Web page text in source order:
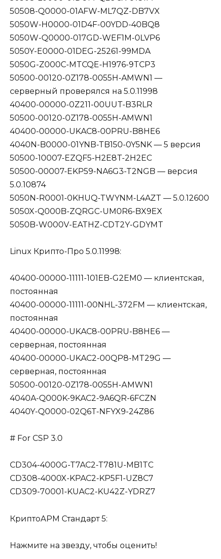
50508-Q0000-01AFW-ML7QZ-DB7VX
5050W-H0000-01D4F-00YDD-40BQ8
5050W-Q0000-017GD-WEF1M-0LVP6
5050Y-E0000-01DEG-25261-99MDA
5050G-Z000C-MTCQE-H1976-9TCP3
50500-00120-0Z178-0055H-AMWN1 —
серверный проверялся на 5.0.11998
40400-00000-0Z211-00UUT-B3RLR
50500-00120-0Z178-0055H-AMWN1
40400-00000-UKAC8-00PRU-B8HE6
4040N-B0000-01YNB-TB150-0Y5NK — 5 версия
50500-10007-EZQF5-H2E8T-2H2EC
50500-00007-EKP59-NA6G3-T2NGB — версия
5.0.10874
5050N-R0001-0KHUQ-TWYNM-L4AZT — 5.0.12600
5050X-Q000B-ZQRGC-UM0R6-BX9EX
5050B-W000V-EATHZ-CDT2Y-GDYMT
Linux Крипто-Про 5.0.11998:
40400-00000-11111-101EB-G2EM0 — клиентская,
постоянная
40400-00000-11111-00NHL-372FM — клиентская,
постоянная
40400-00000-UKAC8-00PRU-B8HE6 —
серверная, постоянная
40400-00000-UKAC2-00QP8-MT29G —
серверная, постоянная
50500-00120-0Z178-0055Н-АМWN1
4040A-Q000K-9KAC2-9A6QR-6FCZN
4040Y-Q0000-02Q6T-NFYX9-24Z86
# For CSP 3.0
CD304-4000G-T7AC2-T781U-MB1TC
CD308-4000X-KPAC2-KP5F1-UZ8C7
CD309-70001-KUAC2-KU42Z-YDRZ7
КриптоАРМ Стандарт 5:
Нажмите на звезду, чтобы оценить!